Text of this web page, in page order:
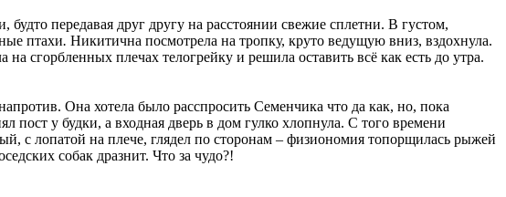
передавая друг другу на расстоянии свежие сплетни. В густом,
птахи. Никитична посмотрела на тропку, круто ведущую вниз, вздохнула.
сгорбленных плечах телогрейку и решила оставить всё как есть до утра.
Она хотела было расспросить Семенчика что да как, но, пока
у будки, а входная дверь в дом гулко хлопнула. С того времени
с лопатой на плече, глядел по сторонам – физиономия топорщилась рыжей
собак дразнит. Что за чудо?!